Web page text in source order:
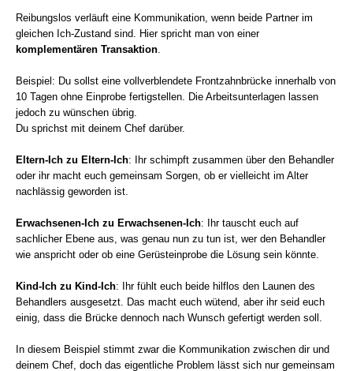
Reibungslos verläuft eine Kommunikation, wenn beide Partner im
gleichen Ich-Zustand sind. Hier spricht man von einer
komplementären Transaktion.
Beispiel: Du sollst eine vollverblendete Frontzahnbrücke innerhalb von
10 Tagen ohne Einprobe fertigstellen. Die Arbeitsunterlagen lassen
jedoch zu wünschen übrig.
Du sprichst mit deinem Chef darüber.
Eltern-Ich zu Eltern-Ich: Ihr schimpft zusammen über den Behandler
oder ihr macht euch gemeinsam Sorgen, ob er vielleicht im Alter
nachlässig geworden ist.
Erwachsenen-Ich zu Erwachsenen-Ich: Ihr tauscht euch auf
sachlicher Ebene aus, was genau nun zu tun ist, wer den Behandler
wie anspricht oder ob eine Gerüsteinprobe die Lösung sein könnte.
Kind-Ich zu Kind-Ich: Ihr fühlt euch beide hilflos den Launen des
Behandlers ausgesetzt. Das macht euch wütend, aber ihr seid euch
einig, dass die Brücke dennoch nach Wunsch gefertigt werden soll.
In diesem Beispiel stimmt zwar die Kommunikation zwischen dir und
deinem Chef, doch das eigentliche Problem lässt sich nur gemeinsam